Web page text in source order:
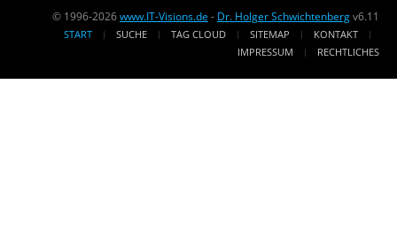
© 1996-2026www.IT-Visions.de - Dr. Holger Schwichtenbergv6.11
START SUCHE TAG CLOUD SITEMAP
KONTAKT
IMPRESSUM
RECHTLICHES